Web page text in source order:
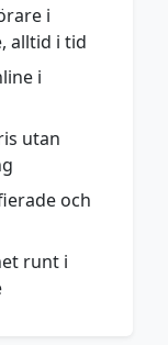
i
alltid i tid
i
utan
och
runt i